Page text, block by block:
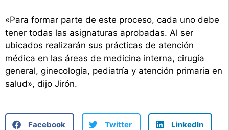
«Para formar parte de este proceso, cada uno debe
tener todas las asignaturas aprobadas. Al ser
ubicados realizarán sus prácticas de atención
médica en las áreas de medicina interna, cirugía
general, ginecología, pediatría y atención primaria en
salud», dijo Jirón.
Facebook Twitter LinkedIn